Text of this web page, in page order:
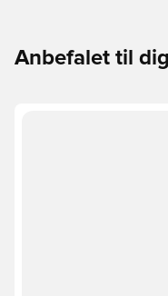
Anbefalet til dig